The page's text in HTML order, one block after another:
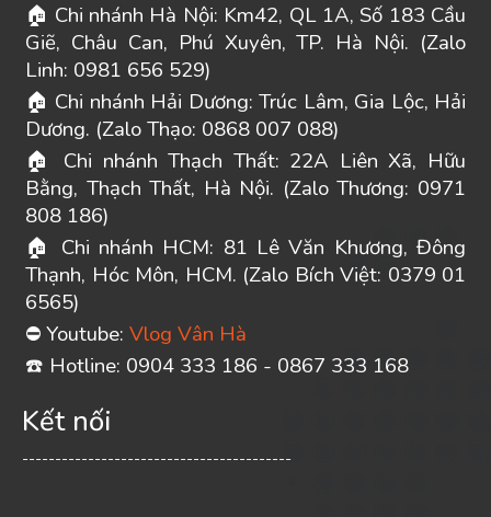
🏠 Chi nhánh Hà Nội: Km42, QL 1A, Số 183 Cầu
Giẽ, Châu Can, Phú Xuyên, TP. Hà Nội. (Zalo
Linh: 0981 656 529)
🏠 Chi nhánh Hải Dương: Trúc Lâm, Gia Lộc, Hải
Dương. (Zalo Thạo: 0868 007 088)
🏠 Chi nhánh Thạch Thất: 22A Liên Xã, Hữu
Bằng, Thạch Thất, Hà Nội. (Zalo Thương: 0971
808 186)
🏠
Chi nhánh HCM: 81 Lê Văn Khương, Đông
Thạnh, Hóc Môn, HCM. (Zalo Bích Việt: 0379 01
6565)
⛔ Youtube: Vlog Vân Hà
☎ ️ Hotline: 0904 333 186 - 0867 333 168
Kết nối
-----------------------------------------